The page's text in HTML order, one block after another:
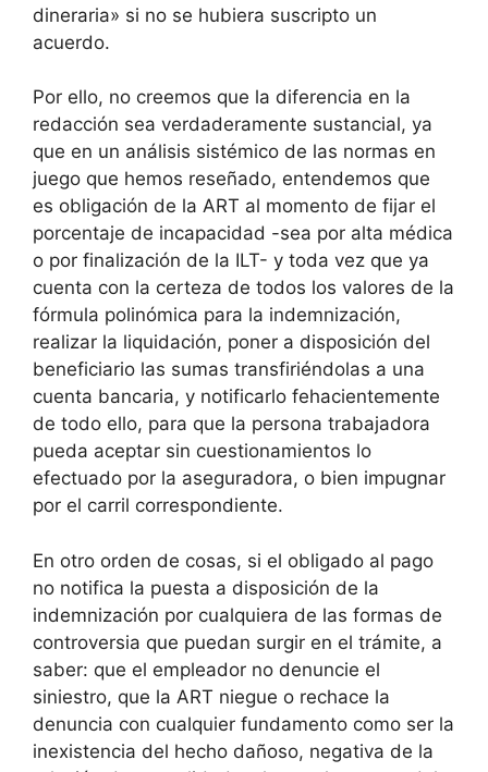
dineraria» si no se hubiera suscripto un
acuerdo.
Por ello, no creemos que la diferencia en la
redacción sea verdaderamente sustancial, ya
que en un análisis sistémico de las normas en
juego que hemos reseñado, entendemos que
es obligación de la ART al momento de fijar el
porcentaje de incapacidad -sea por alta médica
o por finalización de la ILT- y toda vez que ya
cuenta con la certeza de todos los valores de la
fórmula polinómica para la indemnización,
realizar la liquidación, poner a disposición del
beneficiario las sumas transfiriéndolas a una
cuenta bancaria, y notificarlo fehacientemente
de todo ello, para que la persona trabajadora
pueda aceptar sin cuestionamientos lo
efectuado por la aseguradora, o bien impugnar
por el carril correspondiente.
En otro orden de cosas, si el obligado al pago
no notifica la puesta a disposición de la
indemnización por cualquiera de las formas de
controversia que puedan surgir en el trámite, a
saber: que el empleador no denuncie el
siniestro, que la ART niegue o rechace la
denuncia con cualquier fundamento como ser la
inexistencia del hecho dañoso, negativa de la